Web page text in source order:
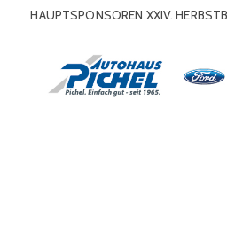
HAUPTSPONSOREN XXIV.